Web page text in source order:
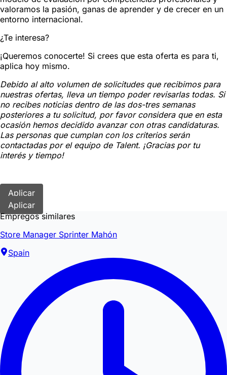
valoramos la pasión, ganas de aprender y de crecer en un
entorno internacional.
¿Te interesa?
¡Queremos conocerte! Si crees que esta oferta es para ti,
aplica hoy mismo.
Debido al alto volumen de solicitudes que recibimos para
nuestras ofertas, lleva un tiempo poder revisarlas todas. Si
no recibes noticias dentro de las dos-tres semanas
posteriores a tu solicitud, por favor considera que en esta
ocasión hemos decidido avanzar con otras candidaturas.
Las personas que cumplan con los criterios serán
contactadas por el equipo de Talent. ¡Gracias por tu
interés y tiempo!
Aplicar
Aplicar
Empregos similares
Store Manager Sprinter Mahón
Spain